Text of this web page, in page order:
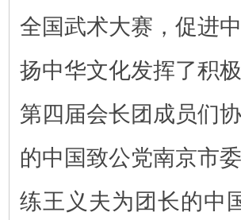
全国武术大赛，促进
扬中华文化发挥了积
第四届会长团成员们
的中国致公党南京市
练王义夫为团长的中